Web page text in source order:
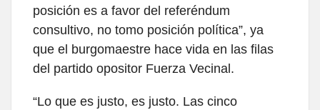
posición es a favor del referéndum
consultivo, no tomo posición política”, ya
que el burgomaestre hace vida en las filas
del partido opositor Fuerza Vecinal.
“Lo que es justo, es justo. Las cinco